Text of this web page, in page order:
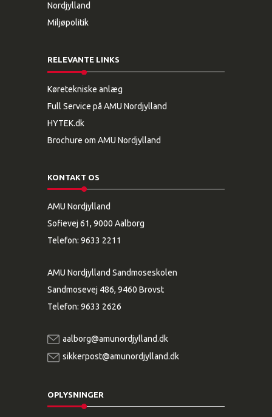
Nordjylland
Miljøpolitik
RELEVANTE LINKS
Køretekniske anlæg
Full Service på AMU Nordjylland
HYTEK.dk
Brochure om AMU Nordjylland
KONTAKT OS
AMU Nordjylland
Sofievej 61, 9000 Aalborg
Telefon: 9633 2211
AMU Nordjylland Sandmoseskolen
Sandmosevej 486, 9460 Brovst
Telefon: 9633 2626
aalborg@amunordjylland.dk
sikkerpost@amunordjylland.dk
OPLYSNINGER